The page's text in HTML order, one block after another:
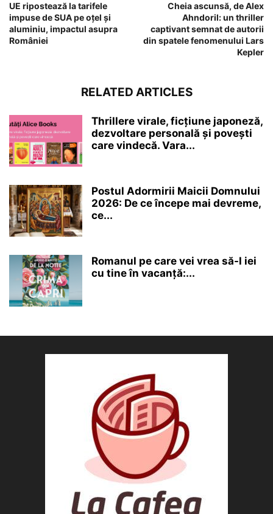
UE ripostează la tarifele
impuse de SUA pe oțel și
aluminiu, impactul asupra
României
Cheia ascunsă, de Alex
Ahndoril: un thriller
captivant semnat de autorii
din spatele fenomenului Lars
Kepler
RELATED ARTICLES
Thrillere virale, ficțiune japoneză,
dezvoltare personală și povești
care vindecă. Vara...
Postul Adormirii Maicii Domnului
2026: De ce începe mai devreme,
ce...
Romanul pe care vei vrea să-l iei
cu tine în vacanță:...